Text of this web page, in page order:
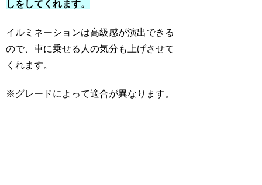
しをしてくれます。
イルミネーションは高級感が演出できる
ので、車に乗せる人の気分も上げさせて
くれます。
※グレードによって適合が異なります。